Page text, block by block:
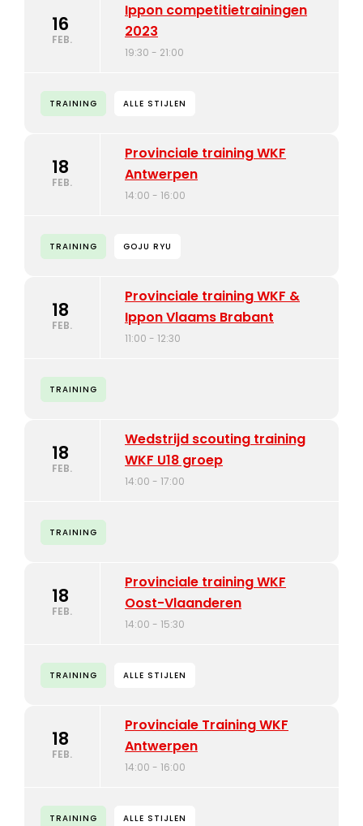
16
FEB.
Ippon competitietrainingen
2023
19:30 - 21:00
TRAINING ALLE STIJLEN
18
FEB.
Provinciale training WKF
Antwerpen
14:00 - 16:00
TRAINING GOJU RYU
18
FEB.
Provinciale training WKF &
Ippon Vlaams Brabant
11:00 - 12:30
TRAINING
18
FEB.
Wedstrijd scouting training
WKF U18 groep
14:00 - 17:00
TRAINING
18
FEB.
Provinciale training WKF
Oost-Vlaanderen
14:00 - 15:30
TRAINING ALLE STIJLEN
18
FEB.
Provinciale Training WKF
Antwerpen
14:00 - 16:00
TRAINING ALLE STIJLEN